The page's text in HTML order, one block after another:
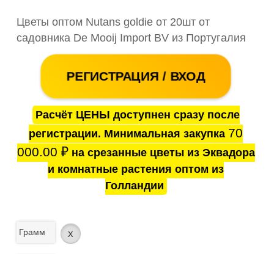
Цветы оптом Nutans goldie от 20шт от
садовника De Mooij Import BV из Португалия
РЕГИСТРАЦИЯ / ВХОД
Расчёт ЦЕНЫ доступнен сразу после
регистрации. Минимальная закупка 70
000.00 ₽на срезанные цветы из Эквадора
и комнатные растения оптом из
Голландии
Грамм x